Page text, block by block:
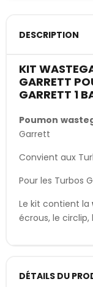
DESCRIPTION
KIT
GARRETT
GARRETT 1
Poumon
Garrett
Convient aux
Pour les Turbos
Le kit contient la
écrous, le
DÉTAILS DU